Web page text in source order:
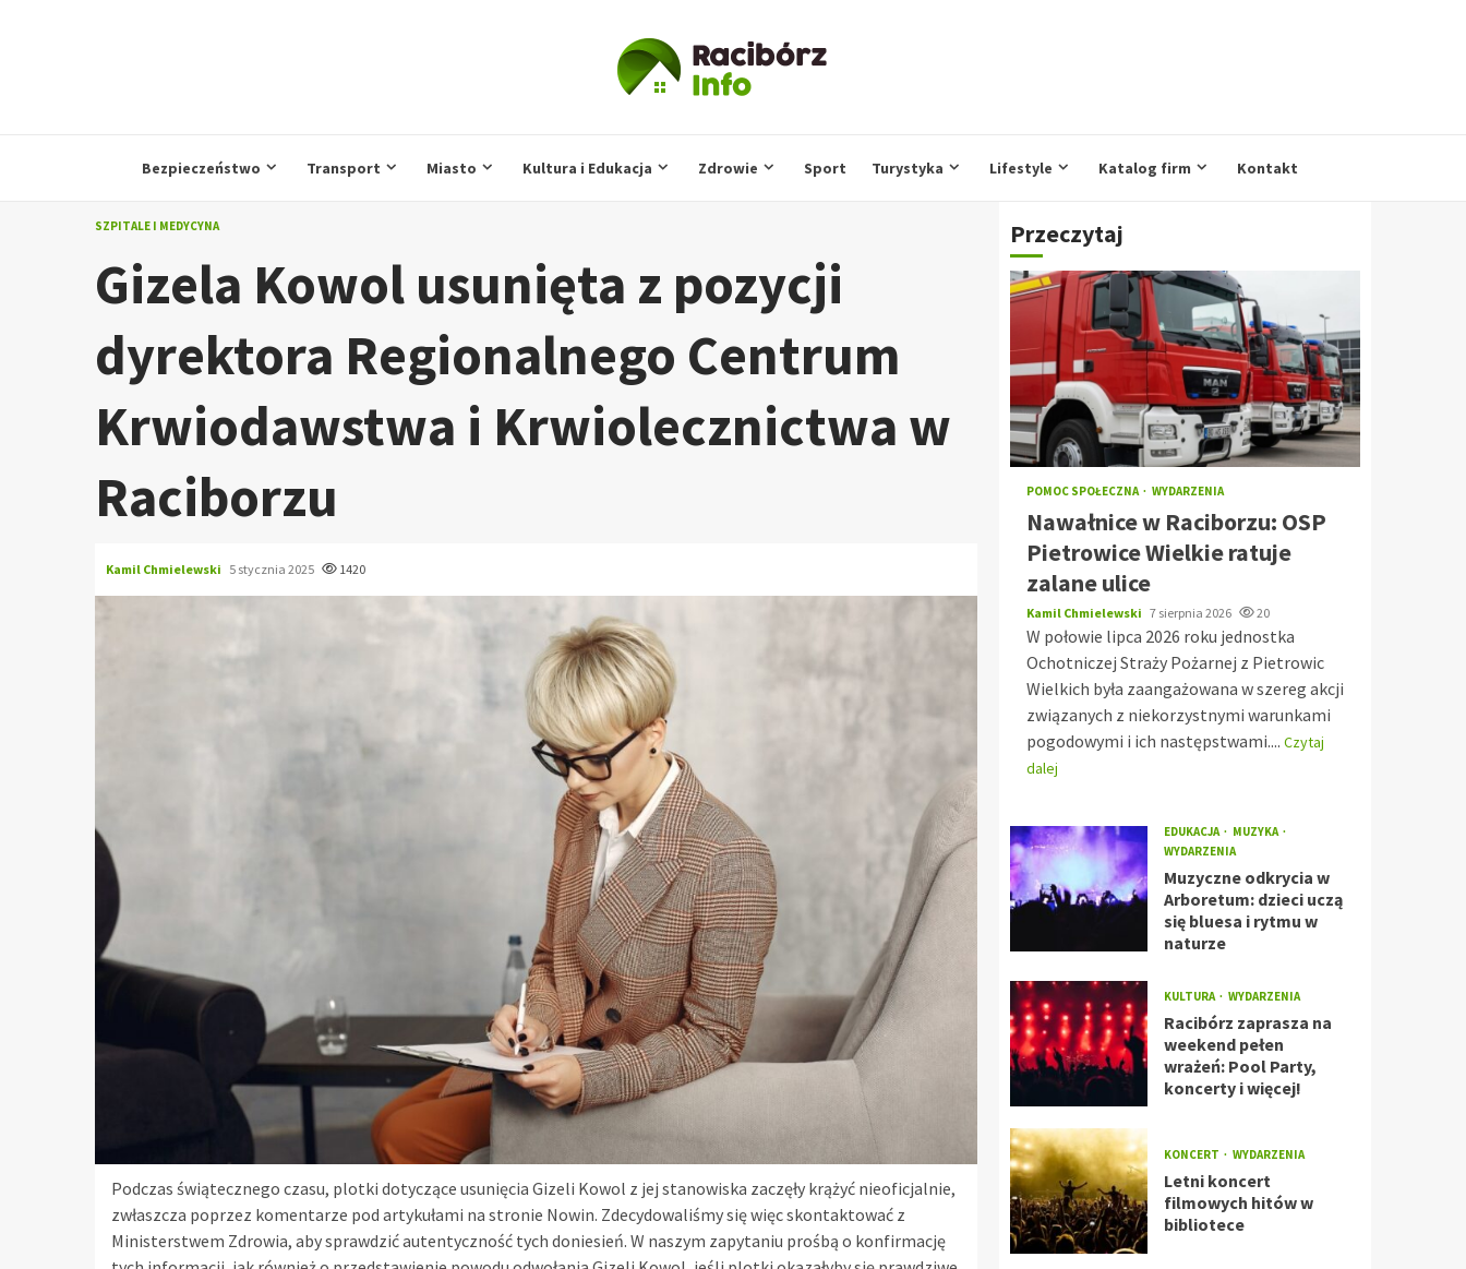
Bezpieczeństwo Transport Miasto Kultura i Edukacja Zdrowie Sport Turystyka Lifestyle Katalog firm Kontakt
SZPITALE I MEDYCYNA
Gizela Kowol usunięta z pozycji
dyrektora Regionalnego Centrum
Krwiodawstwa i Krwiolecznictwa w
Raciborzu
Kamil Chmielewski 5 stycznia 2025 1420
Podczas świątecznego czasu, plotki dotyczące usunięcia Gizeli Kowol z jej stanowiska zaczęły krążyć nieoficjalnie,
zwłaszcza poprzez komentarze pod artykułami na stronie Nowin. Zdecydowaliśmy się więc skontaktować z
Ministerstwem Zdrowia, aby sprawdzić autentyczność tych doniesień. W naszym zapytaniu prośbą o konfirmację
Przeczytaj
POMOC SPOŁECZNA WYDARZENIA
Nawałnice w Raciborzu: OSP
Pietrowice Wielkie ratuje
zalane ulice
Kamil Chmielewski 7 sierpnia 2026 20
W połowie lipca 2026 roku jednostka
Ochotniczej Straży Pożarnej z Pietrowic
Wielkich była zaangażowana w szereg akcji
związanych z niekorzystnymi warunkami
pogodowymi i ich następstwami.... Czytaj
dalej
EDUKACJA
MUZYKA
WYDARZENIA
Muzyczne odkrycia w
Arboretum: dzieci uczą
się bluesa i rytmu w
naturze
KULTURA WYDARZENIA
Racibórz zaprasza na
weekend pełen
wrażeń: Pool Party,
koncerty i więcej!
KONCERT WYDARZENIA
Letni koncert
filmowych hitów w
bibliotece